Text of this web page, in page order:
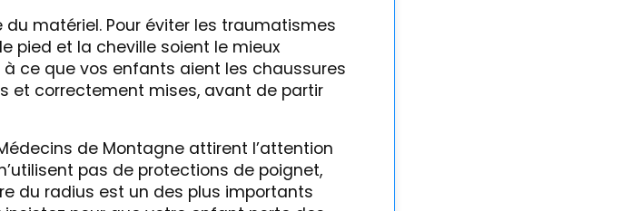
matériel. Pour éviter les traumatismes
pied et la cheville soient le mieux
à ce que vos enfants aient les chaussures
et correctement mises, avant de partir
de Montagne attirent l’attention
pas de protections de poignet,
du radius est un des plus importants